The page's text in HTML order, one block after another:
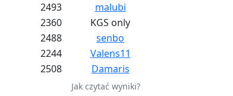
2493
malubi
2360
KGS only
2488
senbo
2244
Valens11
2508 Damaris
Jak czytać wyniki?